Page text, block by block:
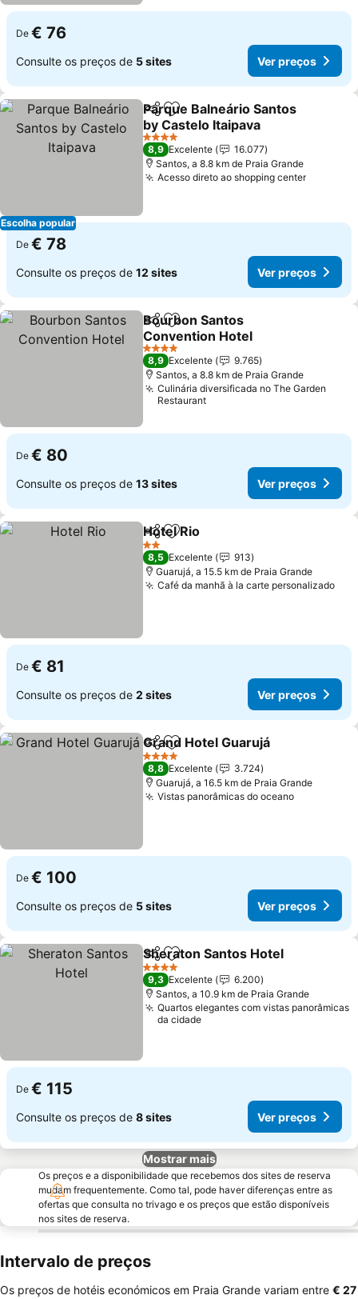
De € 76
Consulte os preços de 5 sites Ver preços
Escolha popular
PartilharAdicionar aos favoritos
Parque Balneário Santos
by Castelo Itaipava
4 Estrelas
8,9 Excelente
16.077
Santos, a 8.8 km de Praia Grande
Acesso direto ao shopping center
De € 78
Consulte os preços de 12 sites Ver preços
PartilharAdicionar aos favoritos
Bourbon Santos
Convention Hotel
4 Estrelas
8,9 Excelente
9.765
Santos, a 8.8 km de Praia Grande
Culinária diversificada no The Garden
Restaurant
De € 80
Consulte os preços de 13 sites Ver preços
PartilharAdicionar aos favoritos
Hotel Rio
2 Estrelas
8,5 Excelente
913
Guarujá, a 15.5 km de Praia Grande
Café da manhã à la carte personalizado
De € 81
Consulte os preços de 2 sites Ver preços
PartilharAdicionar aos favoritos
Grand Hotel Guarujá
4 Estrelas
8,8 Excelente
3.724
Guarujá, a 16.5 km de Praia Grande
Vistas panorâmicas do oceano
De € 100
Consulte os preços de 5 sites Ver preços
PartilharAdicionar aos favoritos
Sheraton Santos Hotel
4 Estrelas
9,3 Excelente
6.200
Santos, a 10.9 km de Praia Grande
Quartos elegantes com vistas panorâmicas
da cidade
De € 115
Consulte os preços de 8 sites Ver preços
Mostrar mais
Os preços e a disponibilidade que recebemos dos sites de reserva
mudam frequentemente. Como tal, pode haver diferenças entre as
ofertas que consulta no trivago e os preços que estão disponíveis
nos sites de reserva.
Intervalo de preços
Os preços de hotéis económicos em Praia Grande variam entre ‎€ 27